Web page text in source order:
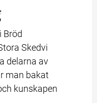
Bröd
Skedvi
delarna av
man bakat
kunskapen